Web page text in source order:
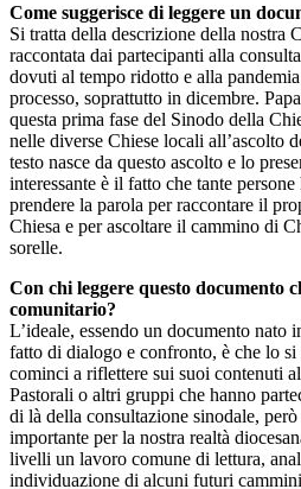
Come suggerisce di leggere un
Si tratta della descrizione della nostra
raccontata dai partecipanti alla
dovuti al tempo ridotto e alla
processo, soprattutto in dicembre.
questa prima fase del Sinodo della
nelle diverse Chiese locali all’ascolto
testo nasce da questo ascolto e lo
interessante è il fatto che tante
prendere la parola per raccontare il
Chiesa e per ascoltare il cammino di
sorelle.
Con chi leggere questo documento
comunitario?
L’ideale, essendo un documento nato
fatto di dialogo e confronto, è che lo
cominci a riflettere sui suoi contenuti
Pastorali o altri gruppi che hanno
di là della consultazione sinodale,
importante per la nostra realtà
livelli un lavoro comune di lettura,
individuazione di alcuni futuri